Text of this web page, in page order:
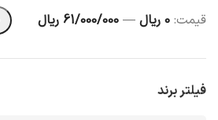
قيمت: 0 ریال — 61/000/000 ریال
فیلتر برند